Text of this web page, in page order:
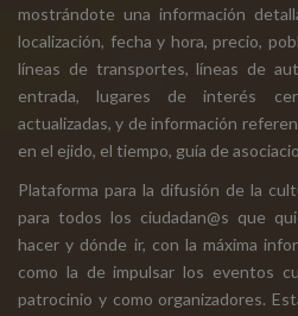
mostrándote una información
localización, fecha y hora, precio,
líneas de transportes, líneas de
entrada, lugares de interés
actualizadas, y de información
en el ejido, el tiempo, guía de
Plataforma para la difusión de la
para todos los ciudadan@s que
hacer y dónde ir, con la máxima
como la de impulsar los eventos
patrocinio y como organizadores.